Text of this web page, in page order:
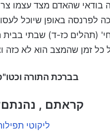
בודאי שהאדם מצד עצמו
לפרנסה באופן שיוכל
(תהלים כז-ד) שבתי בבית
כל זמן שהמצב הוא לא כזה
בברכת התורה
קראתם ,
ליקוטי